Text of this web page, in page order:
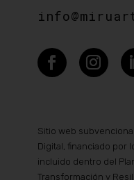
Sitio web
Digital, financiado por
incluido dentro del
Transformación y